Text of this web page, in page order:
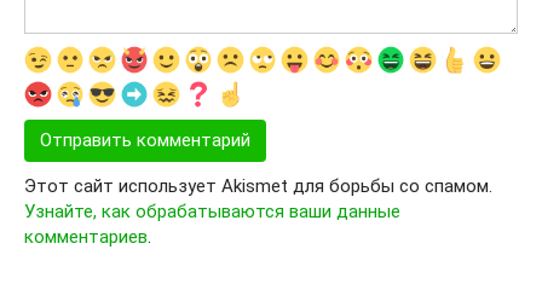
Этот сайт использует Akismet для борьбы со спамом.
Узнайте, как обрабатываются ваши данные
комментариев.